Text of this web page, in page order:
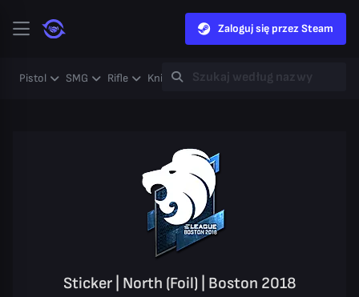
Zaloguj się przez Steam
Pistol SMG Rifle Knife Gloves Heavy Case
Sticker | North (Foil) | Boston 2018